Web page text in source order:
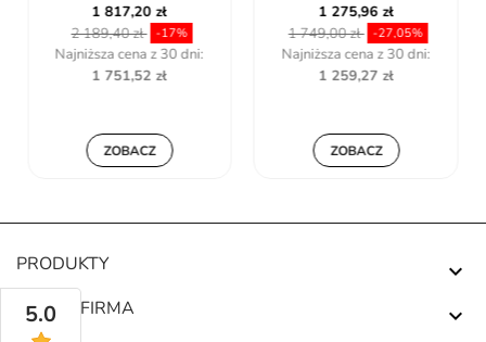
1 817,20 zł
2 189,40 zł
-17%
Najniższa cena z 30 dni:
1 751,52 zł
ZOBACZ
1 275,96 zł
1 749,00 zł -27,05%
Najniższa cena z 30 dni:
1 259,27 zł
ZOBACZ
PRODUKTY 
NASZA FIRMA 
5.0